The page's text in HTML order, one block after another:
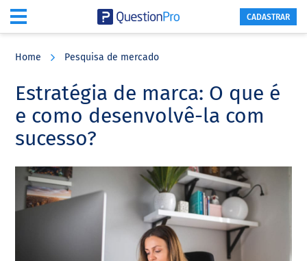
content
sidebar
CADASTRAR
Home Pesquisa de mercado
Estratégia de marca: O que é
e como desenvolvê-la com
sucesso?